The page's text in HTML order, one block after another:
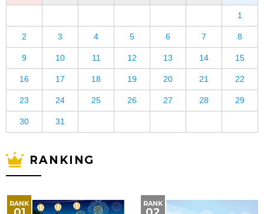
1
2 3 4 5 6 7 8
9 10 11 12 13 14 15
16 17 18 19 20 21 22
23 24 25 26 27 28 29
30 31
RANKING